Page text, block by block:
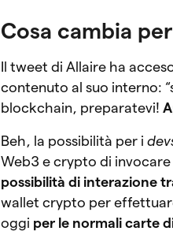
Cosa cambia
Il tweet di Allaire ha
contenuto al suo interno:
blockchain, preparatevi!
Beh, la possibilità per i
Web3 e crypto di
possibilità di interazione
wallet crypto per
oggi per le normali carte